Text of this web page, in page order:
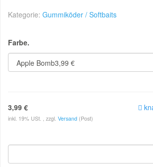
Kategorie: Gummiköder / Softbaits
Farbe.
3,99 €
inkl. 19% USt. , zzgl. Versand (Post)